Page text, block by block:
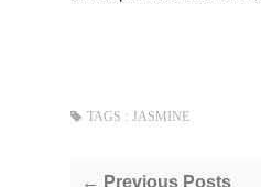
TAGS : JASMINE
← Previous Posts